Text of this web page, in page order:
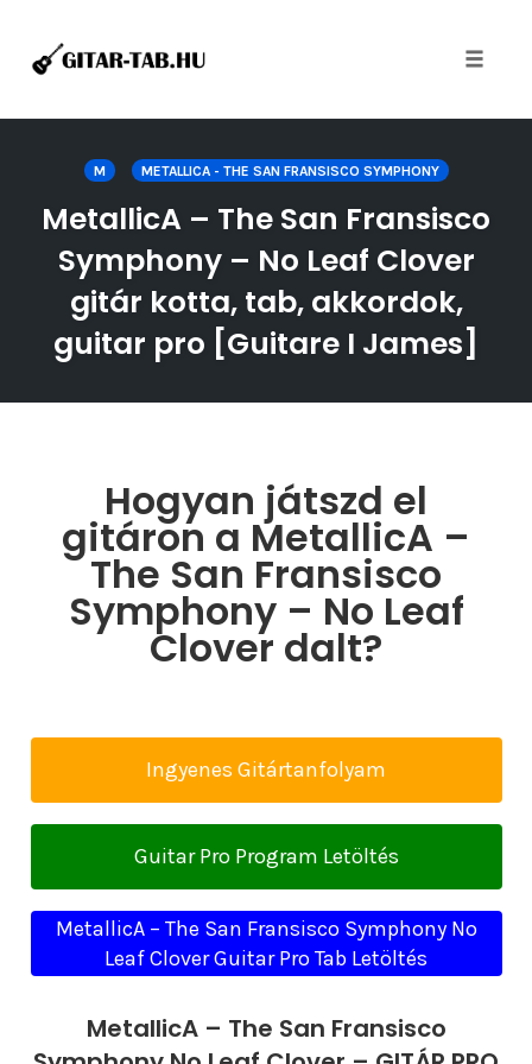
M METALLICA - THE SAN FRANSISCO SYMPHONY
MetallicA – The San Fransisco
Symphony – No Leaf Clover
gitár kotta, tab, akkordok,
guitar pro [Guitare I James]
Hogyan játszd el
gitáron a MetallicA –
The San Fransisco
Symphony – No Leaf
Clover dalt?
Ingyenes Gitártanfolyam
Guitar Pro Program Letöltés
MetallicA – The San Fransisco Symphony No
Leaf Clover Guitar Pro Tab Letöltés
MetallicA – The San Fransisco